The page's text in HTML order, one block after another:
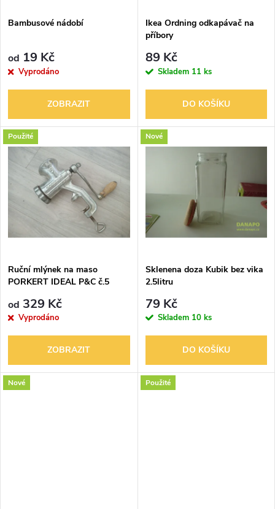
p
r
o
d
u
k
ů
s
p
r
d
u
k
t
ů
Bambusové nádobí
od 19 Kč
Vyprodáno
ZOBRAZIT
Ikea Ordning odkapávač na
příbory
89 Kč
Skladem 11 ks
DO KOŠÍKU
Použité
Ruční mlýnek na maso
PORKERT IDEAL P&C č.5
od 329 Kč
Vyprodáno
ZOBRAZIT
Nové
Sklenena doza Kubik bez vika
2.5litru
79 Kč
Skladem 10 ks
DO KOŠÍKU
Nové Použité